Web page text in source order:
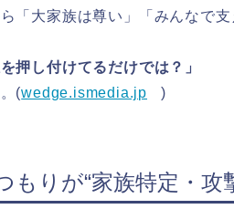
「大家族は尊い」「みんなで
押し付けてるだけでは？」
(wedge.ismedia.jp )
もりが“家族特定・攻